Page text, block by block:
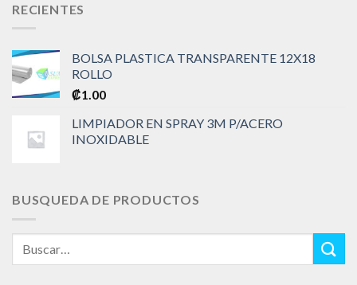
RECIENTES
BOLSA PLASTICA TRANSPARENTE 12X18
ROLLO
₡1.00
LIMPIADOR EN SPRAY 3M P/ACERO
INOXIDABLE
BUSQUEDA DE PRODUCTOS